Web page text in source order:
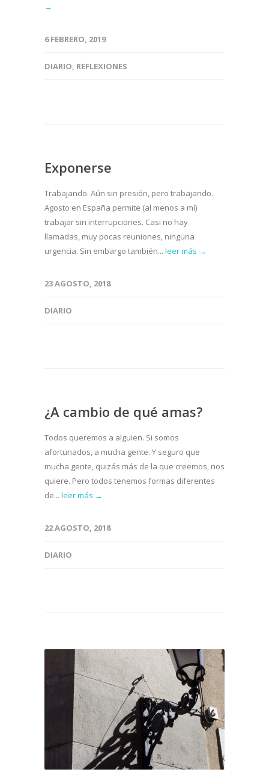
→
6 FEBRERO, 2019
DIARIO, REFLEXIONES
Exponerse
Trabajando. Aún sin presión, pero trabajando.
Agosto en España permite (al menos a mí)
trabajar sin interrupciones. Casi no hay
llamadas, muy pocas reuniones, ninguna
urgencia. Sin embargo también... leer más →
23 AGOSTO, 2018
DIARIO
¿A cambio de qué amas?
Todos queremos a alguien. Si somos
afortunados, a mucha gente. Y seguro que
mucha gente, quizás más de la que creemos, nos
quiere. Pero todos tenemos formas diferentes
de... leer más →
22 AGOSTO, 2018
DIARIO